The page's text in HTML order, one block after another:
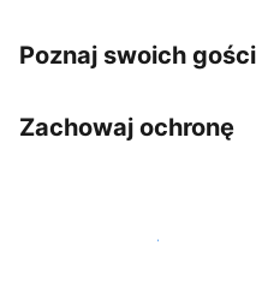
Poznaj swoich gości
Zachowaj ochronę
Zarejestruj obiekt już